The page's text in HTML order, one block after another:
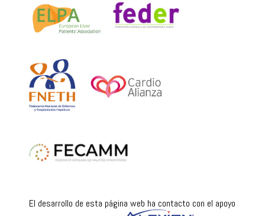
El desarrollo de esta página web ha contacto con el apoyo